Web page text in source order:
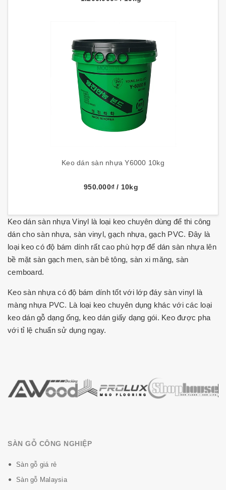
Keo dán sàn nhựa Y6000 10kg
950.000₫/ 10kg
Keo dán sàn nhựa Vinyl là loại keo chuyên dùng để thi công
dán cho sàn nhựa, sàn vinyl, gạch nhựa, gạch PVC. Đây là
loại keo có độ bám dính rất cao phù hợp để dán sàn nhựa lên
bề mặt sàn gạch men, sàn bê tông, sàn xi măng, sàn
cemboard.
Keo sàn nhựa có độ bám dính tốt với lớp đáy sàn vinyl là
màng nhựa PVC. Là loại keo chuyên dụng khác với các loại
keo dán gỗ dạng ống, keo dán giấy dạng gói. Keo được pha
với tỉ lệ chuẩn sử dụng ngay.
SÀN GỖ CÔNG NGHIỆP
Sàn gỗ giá rẻ
Sàn gỗ Malaysia